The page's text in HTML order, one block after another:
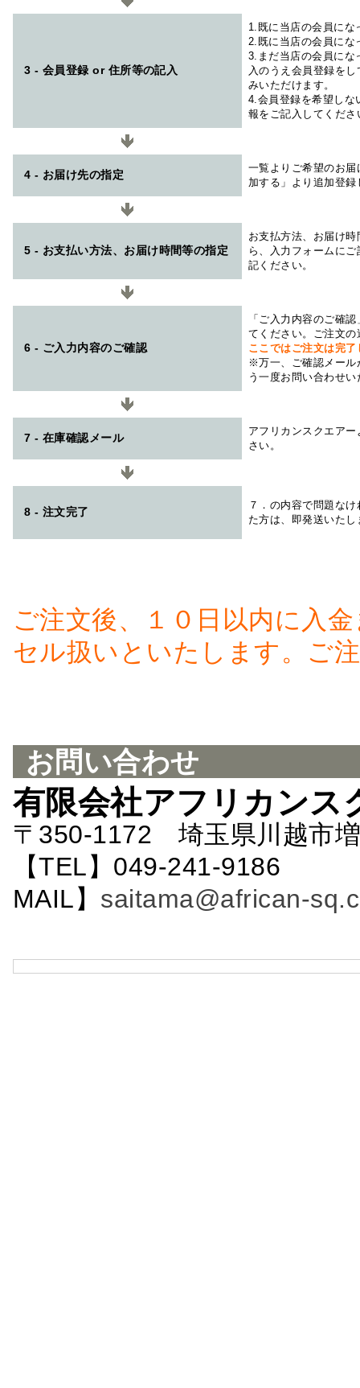
3 - 会員登録 or 住所等の記入
1.既に当店の会員にな
2.既に当店の会員にな
3.まだ当店の会員にな
入のうえ会員登録を
みいただけます。
4.会員登録を希望しな
報をご記入してくださ
4 - お届け先の指定
一覧よりご希望のお
加する」より追加登
5 - お支払い方法、お届け時間等の指定
お支払方法、お届け
ら、入力フォームに
記ください。
6 - ご入力内容のご確認
「ご入力内容のご確
てください。ご注文
ここではご注文は完
※万一、ご確認メール
う一度お問い合わせ
7 - 在庫確認メール
アフリカンスクエアー
さい。
8 - 注文完了
７．の内容で問題な
た方は、即発送いたし
ご注文後、１０日以内に入
セル扱いといたします。ご
お問い合わせ
有限会社アフリカンス
〒350-1172 埼玉県川越市
【TEL】049-241-
MAIL】 saitama@african-